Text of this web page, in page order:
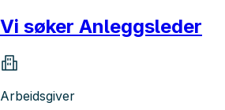
Vi søker Anleggsleder
Arbeidsgiver